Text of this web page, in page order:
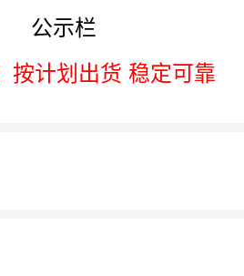
公示栏
按计划出货 稳定可靠